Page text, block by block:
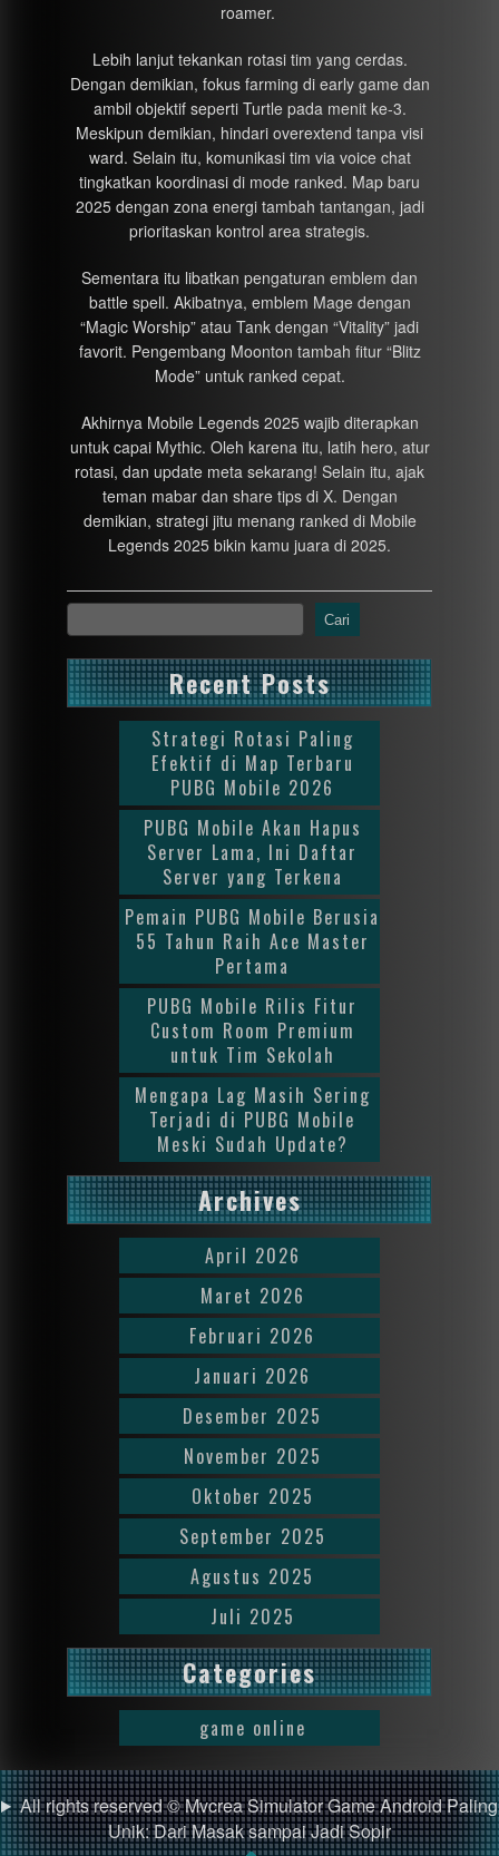
roamer.
Lebih lanjut tekankan rotasi tim yang cerdas.
Dengan demikian, fokus farming di early game dan
ambil objektif seperti Turtle pada menit ke-3.
Meskipun demikian, hindari overextend tanpa visi
ward. Selain itu, komunikasi tim via voice chat
tingkatkan koordinasi di mode ranked. Map baru
2025 dengan zona energi tambah tantangan, jadi
prioritaskan kontrol area strategis.
Sementara itu libatkan pengaturan emblem dan
battle spell. Akibatnya, emblem Mage dengan
“Magic Worship” atau Tank dengan “Vitality” jadi
favorit. Pengembang Moonton tambah fitur “Blitz
Mode” untuk ranked cepat.
Akhirnya Mobile Legends 2025 wajib diterapkan
untuk capai Mythic. Oleh karena itu, latih hero, atur
rotasi, dan update meta sekarang! Selain itu, ajak
teman mabar dan share tips di X. Dengan
demikian, strategi jitu menang ranked di Mobile
Legends 2025 bikin kamu juara di 2025.
Cari
Recent Posts
Strategi Rotasi Paling
Efektif di Map Terbaru
PUBG Mobile 2026
PUBG Mobile Akan Hapus
Server Lama, Ini Daftar
Server yang Terkena
Pemain PUBG Mobile Berusia
55 Tahun Raih Ace Master
Pertama
PUBG Mobile Rilis Fitur
Custom Room Premium
untuk Tim Sekolah
Mengapa Lag Masih Sering
Terjadi di PUBG Mobile
Meski Sudah Update?
Archives
April 2026
Maret 2026
Februari 2026
Januari 2026
Desember 2025
November 2025
Oktober 2025
September 2025
Agustus 2025
Juli 2025
Categories
game online
All rights reserved © Mvcrea Simulator Game Android Paling
Unik: Dari Masak sampai Jadi Sopir